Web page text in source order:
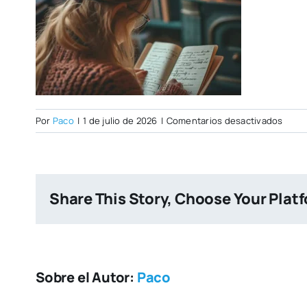
Por Paco | 1 de julio de 2026 | Comentarios desactivadosen
read-
Share This Story, Choose Your
Sobre el Autor: Paco